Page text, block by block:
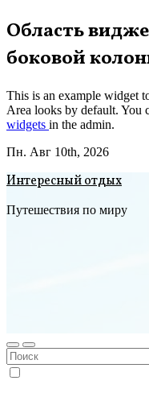
Перейти
к
содержимому
Область
боковой
This is an example widget
Area looks by default. You
widgets in the admin.
Пн. Авг 10th, 2026
Интересный отдых
Путешествия по миру